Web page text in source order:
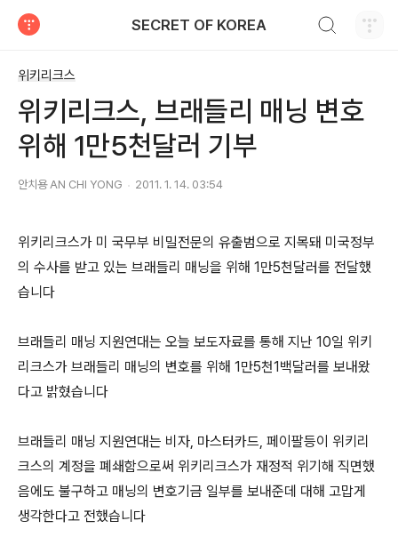
SECRET OF KOREA
위키리크스
위키리크스, 브래들리 매닝 변호
위해 1만5천달러 기부
안치용 AN CHI YONG 2011. 1. 14. 03:54
위키리크스가 미 국무부 비밀전문의 유출범으로 지목돼 미국정부
의 수사를 받고 있는 브래들리 매닝을 위해 1만5천달러를 전달했
습니다
브래들리 매닝 지원연대는 오늘 보도자료를 통해 지난 10일 위키
리크스가 브래들리 매닝의 변호를 위해 1만5천1백달러를 보내왔
다고 밝혔습니다
브래들리 매닝 지원연대는 비자, 마스터카드, 페이팔등이 위키리
크스의 계정을 폐쇄함으로써 위키리크스가 재정적 위기해 직면했
음에도 불구하고 매닝의 변호기금 일부를 보내준데 대해 고맙게
생각한다고 전했습니다